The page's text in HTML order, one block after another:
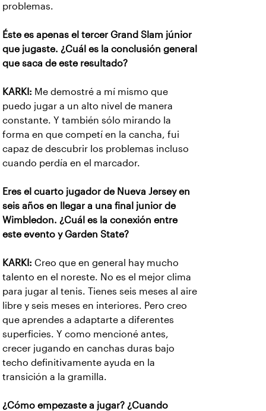
problemas.
Éste es apenas el tercer Grand Slam júnior
que jugaste. ¿Cuál es la conclusión general
que saca de este resultado?
KARKI: Me demostré a mí mismo que
puedo jugar a un alto nivel de manera
constante. Y también sólo mirando la
forma en que competí en la cancha, fui
capaz de descubrir los problemas incluso
cuando perdía en el marcador.
Eres el cuarto jugador de Nueva Jersey en
seis años en llegar a una final junior de
Wimbledon. ¿Cuál es la conexión entre
este evento y Garden State?
KARKI: Creo que en general hay mucho
talento en el noreste. No es el mejor clima
para jugar al tenis. Tienes seis meses al aire
libre y seis meses en interiores. Pero creo
que aprendes a adaptarte a diferentes
superficies. Y como mencioné antes,
crecer jugando en canchas duras bajo
techo definitivamente ayuda en la
transición a la gramilla.
¿Cómo empezaste a jugar? ¿Cuando